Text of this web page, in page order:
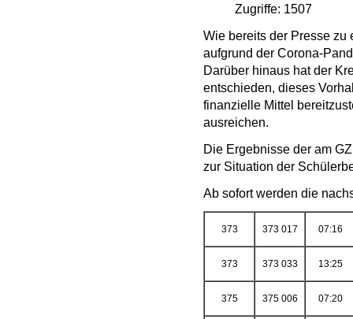
Zugriffe: 1507
Wie bereits der Presse zu
aufgrund der Corona-
Darüber hinaus hat der
entschieden, dieses
finanzielle Mittel
ausreichen.
Die Ergebnisse der am
zur Situation der
Ab sofort werden die
373 373 017 07:16
373 373 033 13:25
375 375 006 07:20